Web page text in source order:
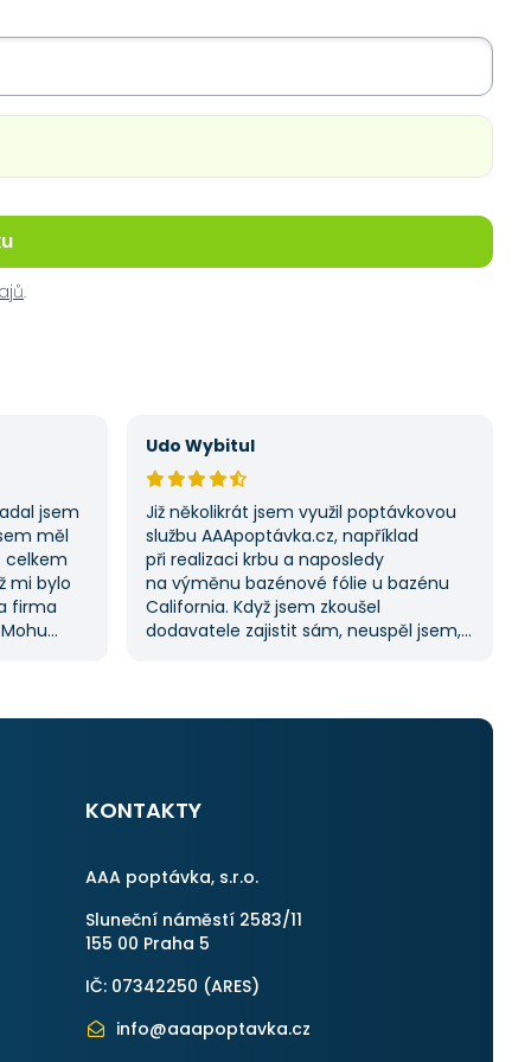
.
jsem
měl
celkem
mi bylo
firma
Udo Wybitul
Již několikrát jsem využil poptávkovou
službu AAApoptávka.cz, například
při realizaci krbu a naposledy
na výměnu bazénové fólie u bazénu
California. Když jsem zkoušel
dodavatele zajistit sám, neuspěl jsem,
S poskytnutými službami jsem byl velmi
KONTAKTY
AAA poptávka, s.r.o.
Sluneční náměstí 2583/11
155 00 Praha 5
IČ: 07342250 (ARES)
info@aaapoptavka.cz